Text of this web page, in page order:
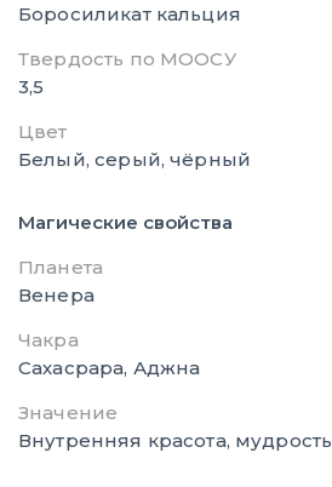
Боросиликат кальция
Твердость по МООСУ
3,5
Цвет
Белый, серый, чёрный
Магические свойства
Планета
Венера
Чакра
Сахасрара, Аджна
Значение
Внутренняя красота, мудрость